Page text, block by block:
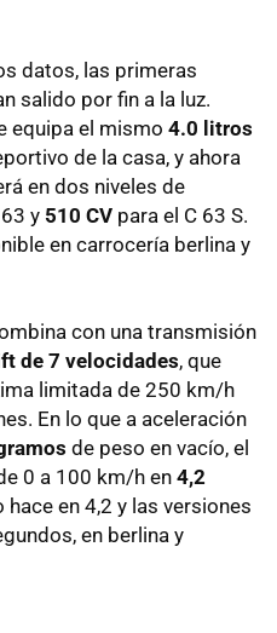
datos, las primeras
salido por fin a la luz.
equipa el mismo 4.0 litros
de la casa, y ahora
en dos niveles de
y 510 CV para el C 63 S.
en carrocería berlina y
con una transmisión
de 7 velocidades, que
limitada de 250 km/h
En lo que a aceleración
de peso en vacío, el
0 a 100 km/h en 4,2
hace en 4,2 y las versiones
en berlina y